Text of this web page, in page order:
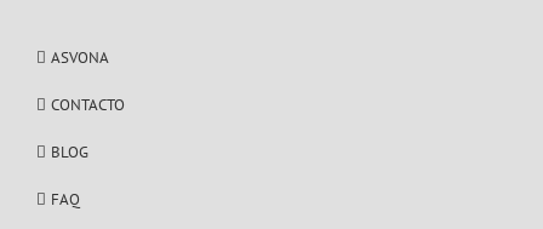
ASVONA
CONTACTO
BLOG
FAQ